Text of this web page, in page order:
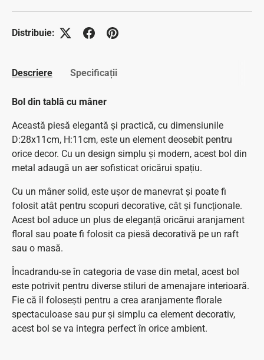
Distribuie:
Descriere Specificații
Bol din tablă cu mâner
Această piesă elegantă și practică, cu dimensiunile
D:28x11cm, H:11cm, este un element deosebit pentru
orice decor. Cu un design simplu și modern, acest bol din
metal adaugă un aer sofisticat oricărui spațiu.
Cu un mâner solid, este ușor de manevrat și poate fi
folosit atât pentru scopuri decorative, cât și funcționale.
Acest bol aduce un plus de eleganță oricărui aranjament
floral sau poate fi folosit ca piesă decorativă pe un raft
sau o masă.
Încadrandu-se în categoria de vase din metal, acest bol
este potrivit pentru diverse stiluri de amenajare interioară.
Fie că îl folosești pentru a crea aranjamente florale
spectaculoase sau pur și simplu ca element decorativ,
acest bol se va integra perfect în orice ambient.